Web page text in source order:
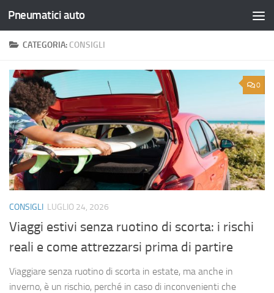
Salta al contenuto
Pneumatici auto
CATEGORIA: CONSIGLI
0
CONSIGLI LUGLIO 24, 2026
Viaggi estivi senza ruotino di scorta: i rischi
reali e come attrezzarsi prima di partire
Viaggiare senza ruotino di scorta in estate, ma anche in
inverno, è un rischio, perché in caso di inconvenienti che